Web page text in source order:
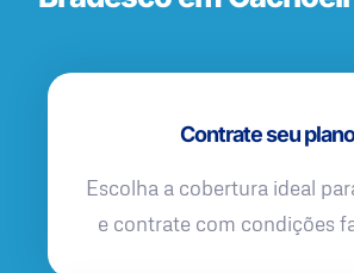
Contrate seu plano
Escolha a cobertura ideal
e contrate com condições